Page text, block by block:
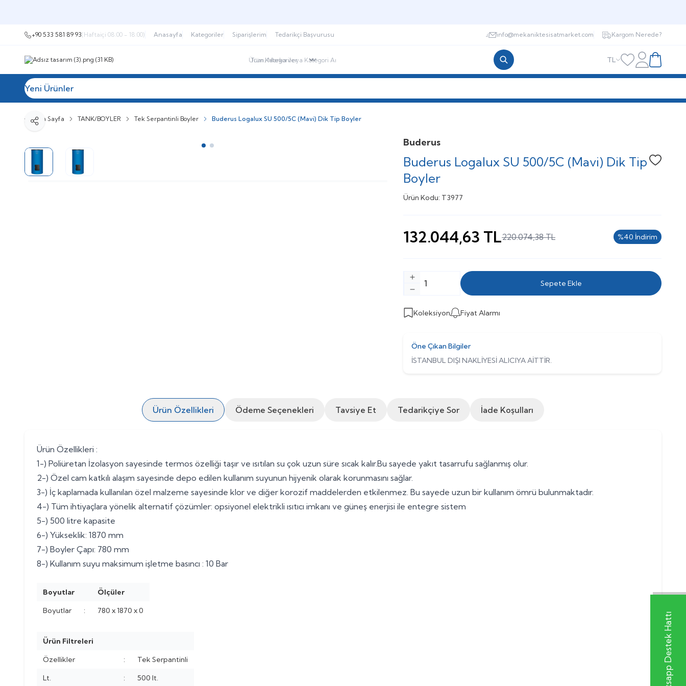
Whatsapp Destek Hattı
+90 533 581 89 93(Haftaiçi 08:00 - 18:00) Anasayfa Kategoriler Siparişlerim Tedarikçi Başvurusu info@mekaniktesisatmarket.com Kargom Nerede?
TL Favorilerim
HesabımSepetim
Yeni Ürünler
Ana Sayfa TANK/BOYLER Tek Serpantinli Boyler Buderus Logalux SU 500/5C (Mavi) Dik Tip Boyler
Paylaş
Buderus
Buderus Logalux SU 500/5C (Mavi) Dik Tip
Boyler
Favoriye
Ürün Kodu: T3977
132.044,63 TL220.074,38TL %40 İndirim
Sepete Ekle
Koleksiyon Fiyat Alarmı
Öne Çıkan Bilgiler
İSTANBUL DIŞI NAKLİYESİ ALICIYA AİTTİR.
Ürün Özellikleri Ödeme Seçenekleri Tavsiye Et Tedarikçiye Sor İade Koşulları
Ürün Özellikleri :
1-) Poliüretan İzolasyon sayesinde termos özelliği taşır ve ısıtılan su çok uzun süre sıcak kalır.Bu sayede yakıt tasarrufu sağlanmış olur.
2-) Özel cam katkılı alaşım sayesinde depo edilen kullanım suyunun hijyenik olarak korunmasını sağlar.
3-) İç kaplamada kullanılan özel malzeme sayesinde klor ve diğer korozif maddelerden etkilenmez. Bu sayede uzun bir kullanım ömrü bulunmaktadır.
4-) Tüm ihtiyaçlara yönelik alternatif çözümler: opsiyonel elektrikli ısıtıcı imkanı ve güneş enerjisi ile entegre sistem
5-) 500 litre kapasite
6-) Yükseklik: 1870 mm
7-) Boyler Çapı: 780 mm
8-) Kullanım suyu maksimum işletme basıncı : 10 Bar
Boyutlar
Ölçüler
Boyutlar
: 780 x 1870 x 0
Ürün Filtreleri
Özellikler
:
Tek Serpantinli
Lt.
:
500 lt.